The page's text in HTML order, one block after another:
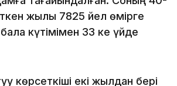
жылы 7825 әйел өмірге
бала күтімімен 33 әке үйде
көрсеткіші екі жылдан бері